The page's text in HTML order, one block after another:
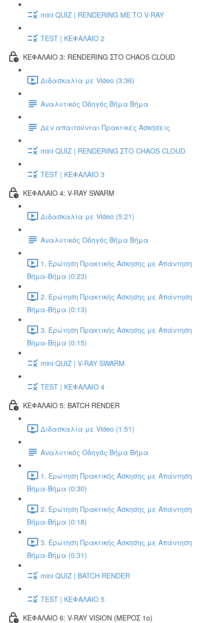
mini QUIZ | RENDERING ΜΕ ΤΟ V-RAY
TEST | ΚΕΦΑΛΑΙΟ 2
ΚΕΦΑΛΑΙΟ 3: RENDERING ΣΤΟ CHAOS CLOUD
Διδασκαλία με Video (3:36)
Αναλυτικός Οδηγός Βήμα Βήμα
Δεν απαιτούνται Πρακτικές Ασκήσεις
mini QUIZ | RENDERING ΣΤΟ CHAOS CLOUD
TEST | ΚΕΦΑΛΑΙΟ 3
ΚΕΦΑΛΑΙΟ 4: V-RAY SWARM
Διδασκαλία με Video (5:21)
Αναλυτικός Οδηγός Βήμα Βήμα
1. Ερώτηση Πρακτικής Άσκησης με Απάντηση
Βήμα-Βήμα (0:23)
2. Ερώτηση Πρακτικής Άσκησης με Απάντηση
Βήμα-Βήμα (0:13)
3. Ερώτηση Πρακτικής Άσκησης με Απάντηση
Βήμα-Βήμα (0:15)
mini QUIZ | V-RAY SWARM
TEST | ΚΕΦΑΛΑΙΟ 4
ΚΕΦΑΛΑΙΟ 5: BATCH RENDER
Διδασκαλία με Video (1:51)
Αναλυτικός Οδηγός Βήμα Βήμα
1. Ερώτηση Πρακτικής Άσκησης με Απάντηση
Βήμα-Βήμα (0:30)
2. Ερώτηση Πρακτικής Άσκησης με Απάντηση
Βήμα-Βήμα (0:18)
3. Ερώτηση Πρακτικής Άσκησης με Απάντηση
Βήμα-Βήμα (0:31)
mini QUIZ | BATCH RENDER
TEST | ΚΕΦΑΛΑΙΟ 5
ΚΕΦΑΛΑΙΟ 6: V-RAY VISION (ΜΕΡΟΣ 1ο)